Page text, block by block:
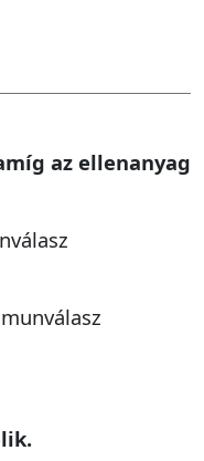
az ellenanyag